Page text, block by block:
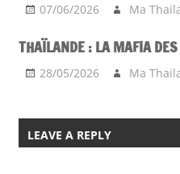
07/06/2026 Ma
THAÏLANDE : LA MAFIA
28/05/2026 Ma
LEAVE A REPLY